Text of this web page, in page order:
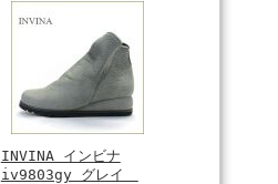
INVINA インビナ
iv9803gy グレイ